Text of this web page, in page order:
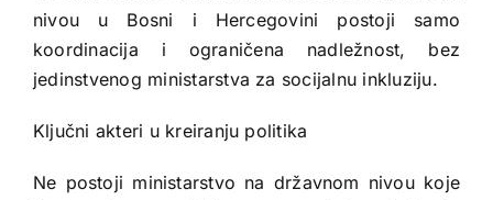
nivou u Bosni i Hercegovini postoji samo
koordinacija i ograničena nadležnost, bez
jedinstvenog ministarstva za socijalnu inkluziju.
Ključni akteri u kreiranju politika
Ne postoji ministarstvo na državnom nivou koje